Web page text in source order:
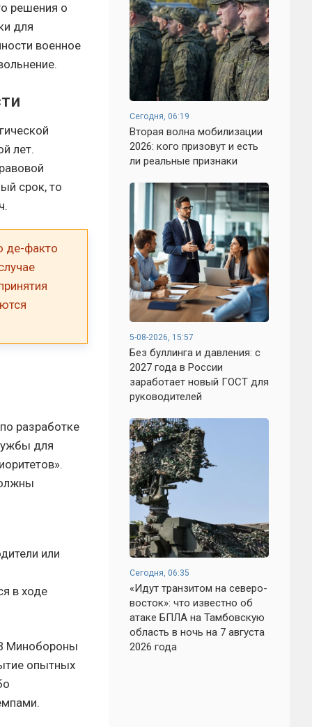
решения о
для
военное
лет.
срок, то
де-факто
разработке
для
или
в ходе
Минобороны
опытных
Сегодня, 06:19
Вторая волна мобилизации
2026: кого призовут и есть
ли реальные признаки
5-08-2026, 15:57
Без буллинга и давления: с
2027 года в России
заработает новый ГОСТ для
руководителей
Сегодня, 06:35
«Идут транзитом на северо-
восток»: что известно об
атаке БПЛА на Тамбовскую
область в ночь на 7 августа
2026 года